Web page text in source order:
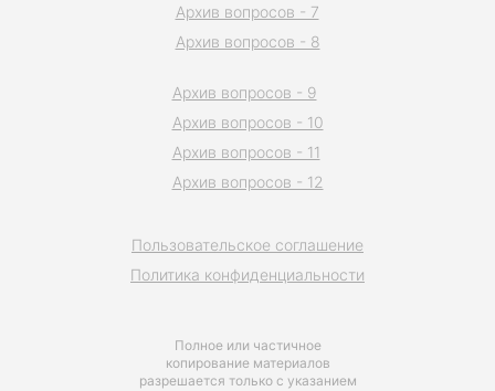
Полное или частичное
копирование материалов
разрешается только с указанием
Пользовательское соглашение
Политика конфиденциальности
Архив вопросов - 7
Архив вопросов - 8
Архив вопросов - 9
Архив вопросов - 10
Архив вопросов - 11
Архив вопросов - 12